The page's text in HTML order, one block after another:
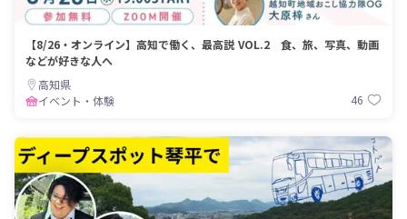
【8/26・オンライン】高知で働く、最高説 VOL.2 食、旅、写真、動画
などが好きな人へ
高知県
イベント・体験
46